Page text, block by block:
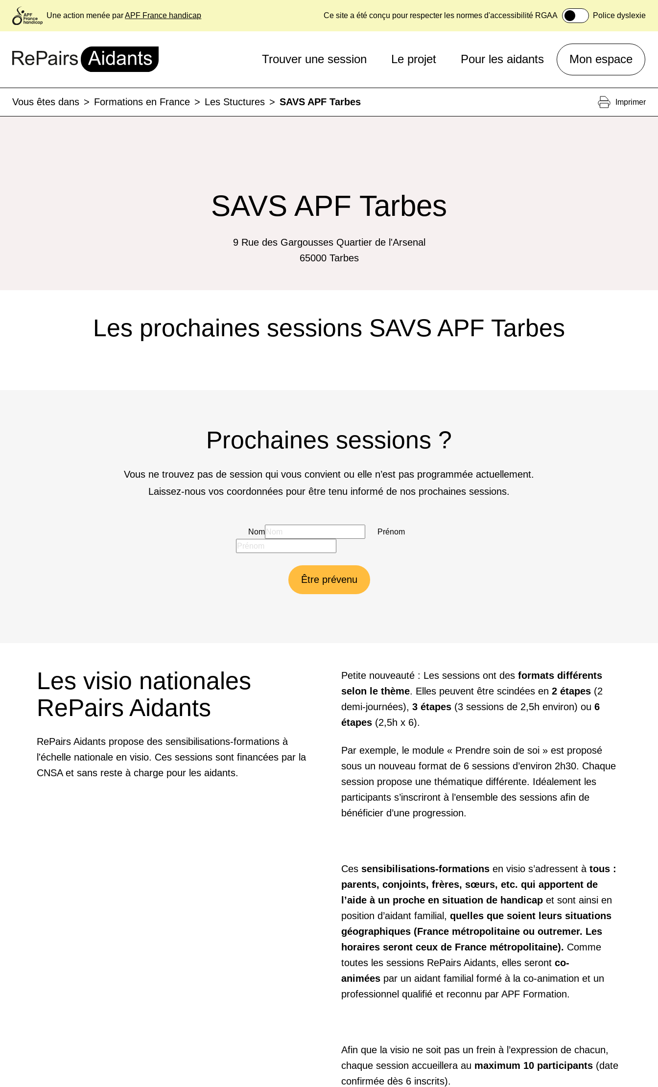
Une action menée parAPF France handicap Ce site a été conçu pour respecter les normes d'accessibilité RGAA Police dyslexie
Trouver une session Le projet Pour les aidants Mon espace
Vous êtes dans > Formations en France > Les Stuctures > SAVS APF Tarbes Imprimer
SAVS APF Tarbes
9 Rue des Gargousses Quartier de l'Arsenal
65000 Tarbes
Les prochaines sessions SAVS APF Tarbes
Prochaines sessions ?
Vous ne trouvez pas de session qui vous convient ou elle n’est pas programmée actuellement.
Laissez-nous vos coordonnées pour être tenu informé de nos prochaines sessions.
Nom Prénom
Être prévenu
Les visio nationales
RePairs Aidants
RePairs Aidants propose des sensibilisations-formations à
l'échelle nationale en visio. Ces sessions sont financées par la
CNSA et sans reste à charge pour les aidants.
Petite nouveauté : Les sessions ont des formats différents
selon le thème. Elles peuvent être scindées en 2 étapes (2
demi-journées), 3 étapes (3 sessions de 2,5h environ) ou 6
étapes (2,5h x 6).
Par exemple, le module « Prendre soin de soi » est proposé
sous un nouveau format de 6 sessions d’environ 2h30. Chaque
session propose une thématique différente. Idéalement les
participants s’inscriront à l’ensemble des sessions afin de
bénéficier d’une progression.
Ces sensibilisations-formations en visio s’adressent à tous :
parents, conjoints, frères, sœurs, etc. qui apportent de
l’aide à un proche en situation de handicap et sont ainsi en
position d’aidant familial, quelles que soient leurs situations
géographiques (France métropolitaine ou outremer. Les
horaires seront ceux de France métropolitaine). Comme
toutes les sessions RePairs Aidants, elles seront co-
animées par un aidant familial formé à la co-animation et un
professionnel qualifié et reconnu par APF Formation.
Afin que la visio ne soit pas un frein à l’expression de chacun,
chaque session accueillera au maximum 10 participants (date
confirmée dès 6 inscrits).